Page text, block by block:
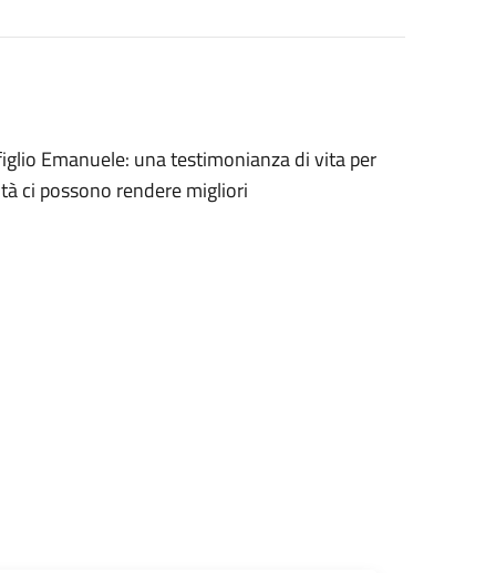
Emanuele: una testimonianza di vita per
ci possono rendere migliori